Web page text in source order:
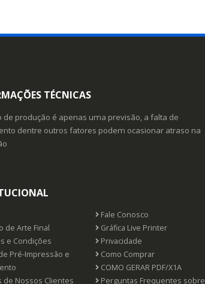
TÉCNICAS
de produção é apenas uma previsão, a falta de
dentre outros fatores podem ocasionar atraso na
Fale Conosco
de Arte Final
Gráfica Live Printer
e Condições
Privacidade
Pré-Impressão e
Como Comprar
COMO GERAR PDF/X1A
de Nossos Clientes
Perguntas Frequentes sobre